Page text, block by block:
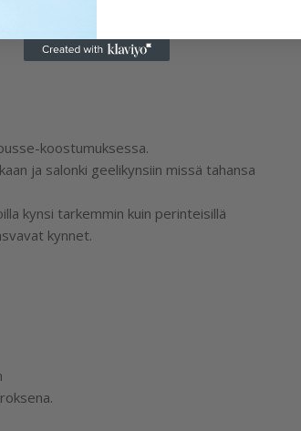
koostumuksessa.
ja salonki geelikynsiin missä tahansa
kynsi tarkemmin kuin perinteisillä
kynnet.